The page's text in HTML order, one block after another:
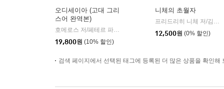
오디세이아 (고대 그리
스어 완역본)
| 현대지성
19,800원 (10% 할인)
니체의 초월자
12,500원 (0% 할인)
검색 페이지에서 선택된 태그에 등록된 더 많은 상품을 확인해